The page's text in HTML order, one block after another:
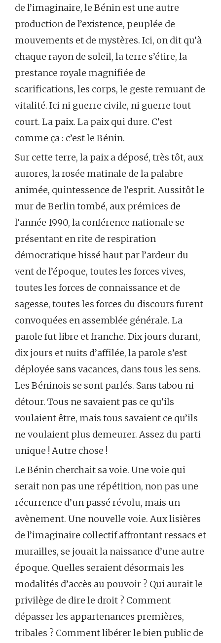
de l’imaginaire, le Bénin est une autre
production de l’existence, peuplée de
mouvements et de mystères. Ici, on dit qu’à
chaque rayon de soleil, la terre s’étire, la
prestance royale magnifiée de
scarifications, les corps, le geste remuant de
vitalité. Ici ni guerre civile, ni guerre tout
court. La paix. La paix qui dure. C’est
comme ça : c’est le Bénin.
Sur cette terre, la paix a déposé, très tôt, aux
aurores, la rosée matinale de la palabre
animée, quintessence de l’esprit. Aussitôt le
mur de Berlin tombé, aux prémices de
l’année 1990, la conférence nationale se
présentant en rite de respiration
démocratique hissé haut par l’ardeur du
vent de l’époque, toutes les forces vives,
toutes les forces de connaissance et de
sagesse, toutes les forces du discours furent
convoquées en assemblée générale. La
parole fut libre et franche. Dix jours durant,
dix jours et nuits d’affilée, la parole s’est
déployée sans vacances, dans tous les sens.
Les Béninois se sont parlés. Sans tabou ni
détour. Tous ne savaient pas ce qu’ils
voulaient être, mais tous savaient ce qu’ils
ne voulaient plus demeurer. Assez du parti
unique ! Autre chose !
Le Bénin cherchait sa voie. Une voie qui
serait non pas une répétition, non pas une
récurrence d’un passé révolu, mais un
avènement. Une nouvelle voie. Aux lisières
de l’imaginaire collectif affrontant ressacs et
murailles, se jouait la naissance d’une autre
époque. Quelles seraient désormais les
modalités d’accès au pouvoir ? Qui aurait le
privilège de dire le droit ? Comment
dépasser les appartenances premières,
tribales ? Comment libérer le bien public de